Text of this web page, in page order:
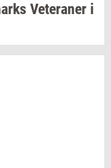
Ve­te­ra­ner i